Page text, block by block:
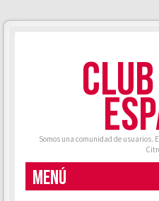
Somos una comunidad de usuarios.
MENÚ